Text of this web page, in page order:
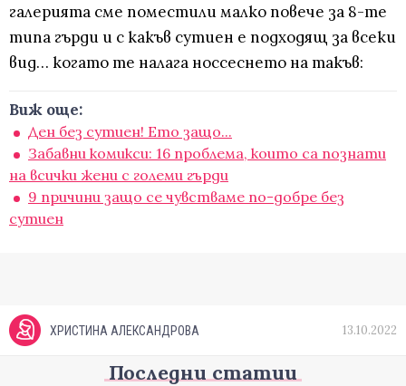
галерията сме поместили малко повече за 8-те
типа гърди и с какъв сутиен е подходящ за всеки
вид… когато те налага носсеснето на такъв:
Виж още:
Ден без сутиен! Ето защо...
Забавни комикси: 16 проблема, които са познати
на всички жени с големи гърди
9 причини защо се чувстваме по-добре без
сутиен
ХРИСТИНА АЛЕКСАНДРОВА 13.10.2022
Последни статии